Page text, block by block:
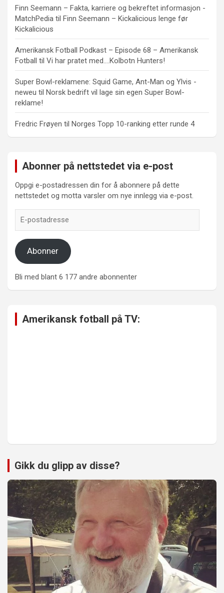
Finn Seemann – Fakta, karriere og bekreftet informasjon -
MatchPedia til Finn Seemann – Kickalicious lenge før
Kickalicious
Amerikansk Fotball Podkast – Episode 68 – Amerikansk
Fotball til Vi har pratet med….Kolbotn Hunters!
Super Bowl-reklamene: Squid Game, Ant-Man og Ylvis -
neweu til Norsk bedrift vil lage sin egen Super Bowl-
reklame!
Fredric Frøyen til Norges Topp 10-ranking etter runde 4
Abonner på nettstedet via e-post
Oppgi e-postadressen din for å abonnere på dette
nettstedet og motta varsler om nye innlegg via e-post.
postadresse
Abonner
Bli med blant 6 177 andre abonnenter
Amerikansk fotball på TV:
Gikk du glipp av disse?